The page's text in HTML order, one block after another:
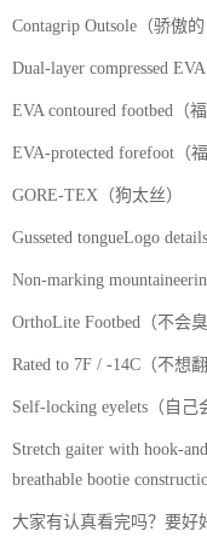
Contagrip Outsole（骄傲的
Dual-layer compressed
EVA contoured footbed（
EVA-protected forefoot（
GORE-TEX（狗太丝）
Gusseted tongueLogo
Non-marking
OrthoLite Footbed（不会
Rated to 7F / -14C（不想翻
Self-locking eyelets（自己
Stretch gaiter with hook-
breathable bootie
大家有认真看完吗？要好